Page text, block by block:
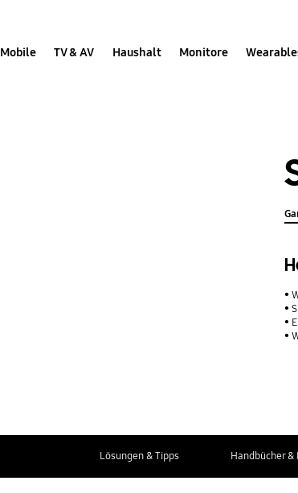
Mobile TV & AV Haushalt Monitore
Lösungen & Tipps Handbücher